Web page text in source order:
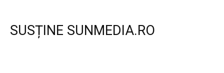
SUSȚINE SUNMEDIA.RO